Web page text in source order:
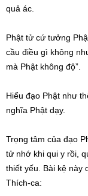
quả ác.
Phật tử cứ tưởng
cầu điều gì không
mà Phật không độ”.
Hiểu đạo Phật như
nghĩa Phật dạy.
Trọng tâm của đạo
tử nhớ khi qui y rồi,
thiết yếu. Bài kệ này
Thích-ca: